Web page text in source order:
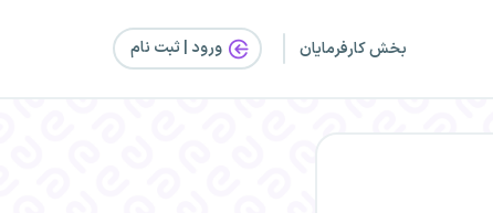
بخش کارفرمایان ورود | ثبت‌ نام